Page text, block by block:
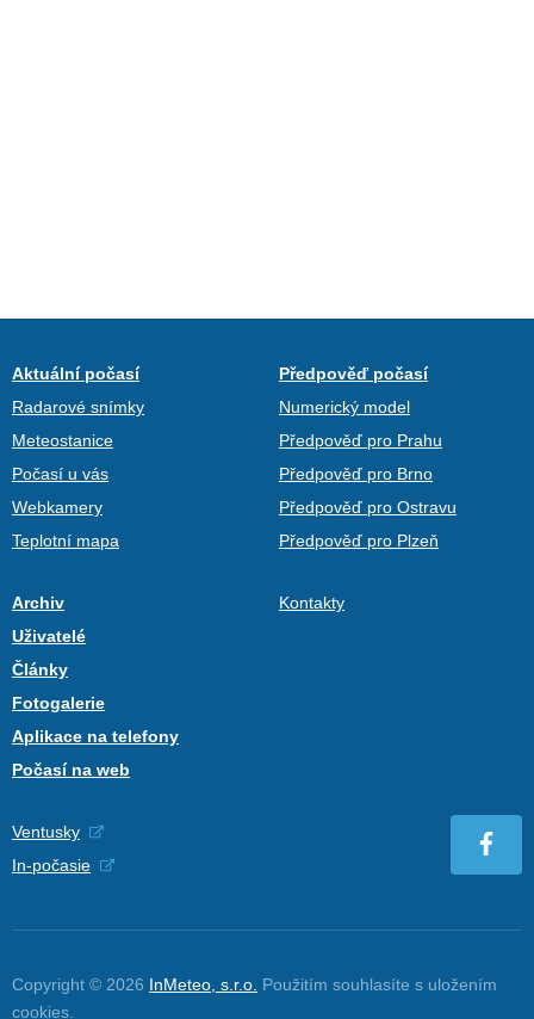
Aktuální počasí
Radarové snímky
Meteostanice
Počasí u vás
Webkamery
Teplotní mapa
Předpověď počasí
Numerický model
Předpověď pro Prahu
Předpověď pro Brno
Předpověď pro Ostravu
Předpověď pro Plzeň
Archiv
Uživatelé
Články
Fotogalerie
Aplikace na telefony
Počasí na web
Kontakty
Ventusky
In-počasie
Copyright © 2026 InMeteo, s.r.o. Použitím souhlasíte s uložením
cookies